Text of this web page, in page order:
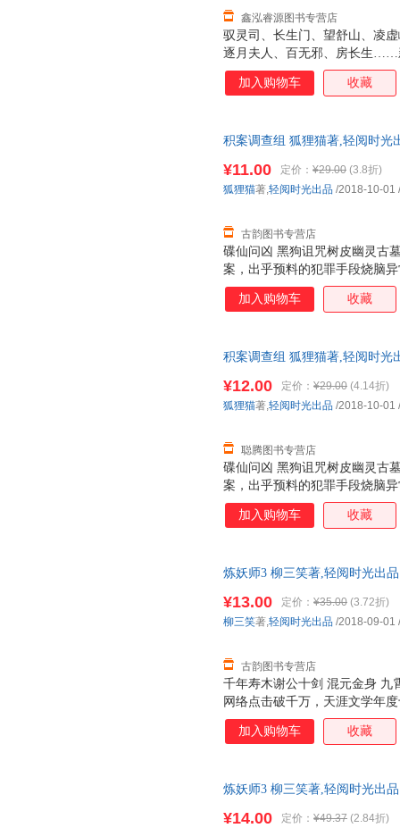
驭灵司、长生门、望舒山、凌
逐月夫人、百无邪、房长生……
兽 五色灵符 千叶金蝉 灵根巨
击破千万，天涯文学年度十大
鑫泓睿源图书专营店
加入购物车 收藏
积案调查组 狐狸猫著,轻阅时光
碟仙问凶 黑狗诅咒树皮幽灵古
案，出乎预料的犯罪手段烧脑
破疑难积案
¥11.00 定价： ¥29.00 (3.8折)
古韵图书专营店
狐狸猫著,轻阅时光出品 /2018-10-01 /
加入购物车 收藏
积案调查组 狐狸猫著,轻阅时光
碟仙问凶 黑狗诅咒树皮幽灵古
案，出乎预料的犯罪手段烧脑
破疑难积案
¥12.00 定价： ¥29.00 (4.14折)
聪腾图书专营店
狐狸猫著,轻阅时光出品 /2018-10-01 /
加入购物车 收藏
炼妖师3 柳三笑著,轻阅时光出
千年寿木谢公十剑 混元金身 九
网络点击破千万，天涯文学年
四起混元心到底有几颗？里面
门，究竟各自怀有多少不可告
¥13.00 定价： ¥35.00 (3.72折)
古韵图书专营店
柳三笑著,轻阅时光出品 /2018-09-01 /
加入购物车 收藏
炼妖师3 柳三笑著,轻阅时光出
¥14.00 定价： ¥49.37 (2.84折)